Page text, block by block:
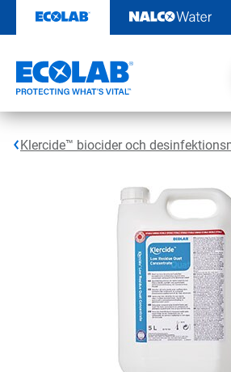
innehåll
Klercide™ biocider och